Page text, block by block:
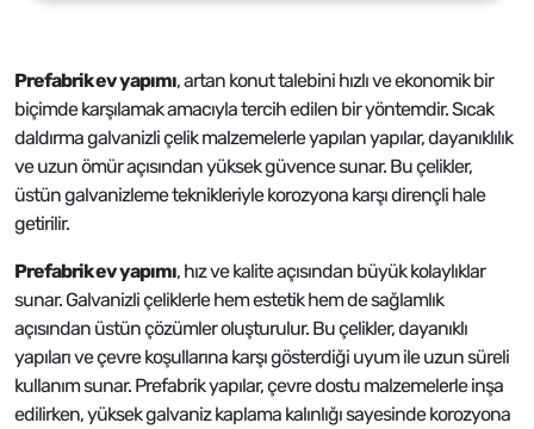
Prefabrik ev yapımı, artan konut talebini hızlı ve ekonomik bir
biçimde karşılamak amacıyla tercih edilen bir yöntemdir. Sıcak
daldırma galvanizli çelik malzemelerle yapılan yapılar, dayanıklılık
ve uzun ömür açısından yüksek güvence sunar. Bu çelikler,
üstün galvanizleme teknikleriyle korozyona karşı dirençli hale
getirilir.
Prefabrik ev yapımı, hız ve kalite açısından büyük kolaylıklar
sunar. Galvanizli çeliklerle hem estetik hem de sağlamlık
açısından üstün çözümler oluşturulur. Bu çelikler, dayanıklı
yapıları ve çevre koşullarına karşı gösterdiği uyum ile uzun süreli
kullanım sunar. Prefabrik yapılar, çevre dostu malzemelerle inşa
edilirken, yüksek galvaniz kaplama kalınlığı sayesinde korozyona